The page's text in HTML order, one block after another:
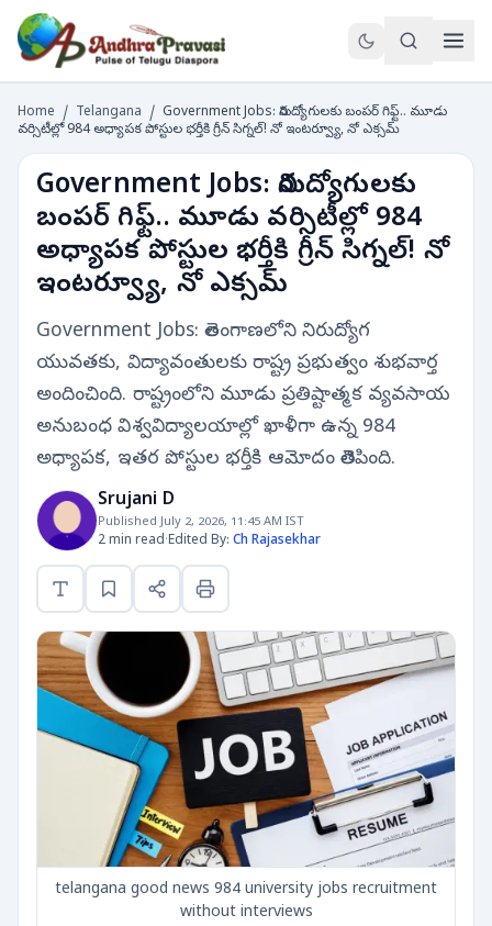
Home / Telangana / Government Jobs: నిరుద్యోగులకు బంపర్ గిఫ్ట్.. మూడు
వర్సిటీల్లో 984 అధ్యాపక పోస్టుల భర్తీకి గ్రీన్ సిగ్నల్! నో ఇంటర్వ్యూ, నో ఎక్సమ్
Government Jobs: నిరుద్యోగులకు
బంపర్ గిఫ్ట్.. మూడు వర్సిటీల్లో 984
అధ్యాపక పోస్టుల భర్తీకి గ్రీన్ సిగ్నల్! నో
ఇంటర్వ్యూ, నో ఎక్సమ్
Government Jobs: తెలంగాణలోని నిరుద్యోగ
యువతకు, విద్యావంతులకు రాష్ట్ర ప్రభుత్వం శుభవార్త
అందించింది. రాష్ట్రంలోని మూడు ప్రతిష్టాత్మక వ్యవసాయ
అనుబంధ విశ్వవిద్యాలయాల్లో ఖాళీగా ఉన్న 984
అధ్యాపక, ఇతర పోస్టుల భర్తీకి ఆమోదం తెలిపింది.
Srujani D
Published July 2, 2026, 11:45 AM IST
2 min read·Edited By: Ch Rajasekhar
telangana good news 984 university jobs recruitment
without interviews